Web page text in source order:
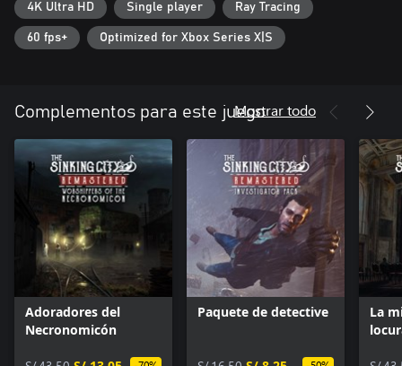
4K Ultra HD Single player Ray Tracing
60 fps+ Optimized for Xbox Series X|S
Complementos para este juegoMostrar todo
Adoradores del
Necronomicón
Paquete de detective
La